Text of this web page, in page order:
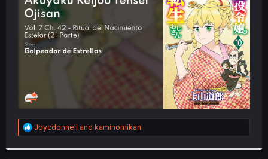
e
R
e
Joycdonnell and kaminomikan